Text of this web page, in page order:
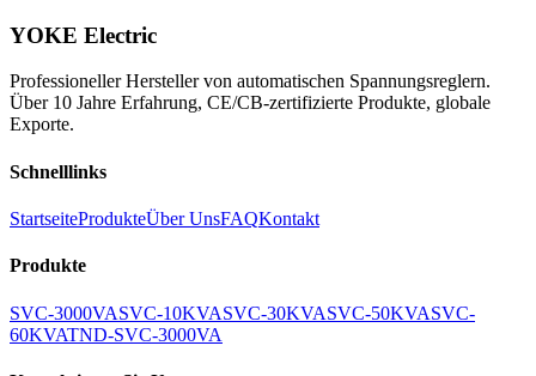
YOKE Electric
Professioneller Hersteller von automatischen Spannungsreglern.
Über 10 Jahre Erfahrung, CE/CB-zertifizierte Produkte, globale
Exporte.
Schnelllinks
StartseiteProdukteÜber UnsFAQKontakt
Produkte
SVC-3000VASVC-10KVASVC-30KVASVC-50KVASVC-
60KVATND-SVC-3000VA